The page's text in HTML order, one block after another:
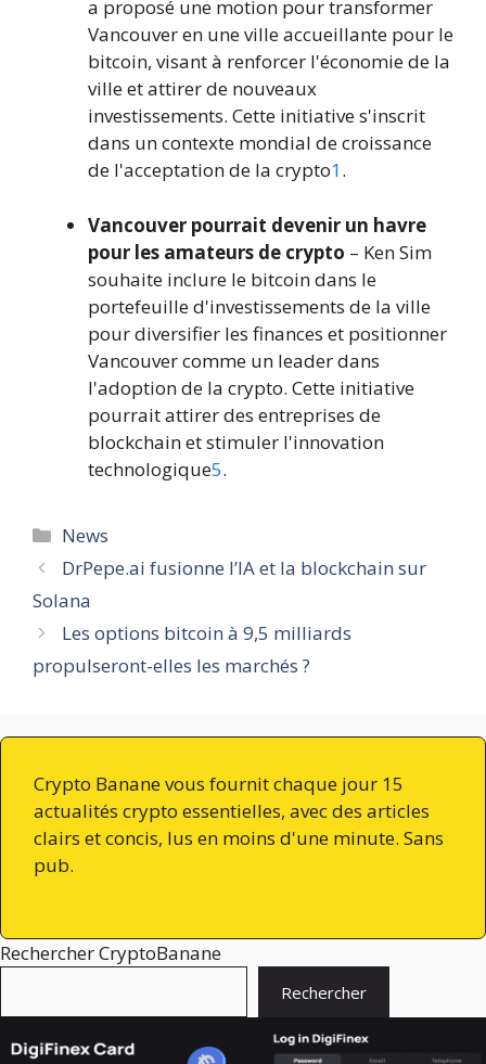
a proposé une motion pour transformer
Vancouver en une ville accueillante pour le
bitcoin, visant à renforcer l'économie de la
ville et attirer de nouveaux
investissements. Cette initiative s'inscrit
dans un contexte mondial de croissance
de l'acceptation de la crypto1.
Vancouver pourrait devenir un havre
pour les amateurs de crypto – Ken Sim
souhaite inclure le bitcoin dans le
portefeuille d'investissements de la ville
pour diversifier les finances et positionner
Vancouver comme un leader dans
l'adoption de la crypto. Cette initiative
pourrait attirer des entreprises de
blockchain et stimuler l'innovation
technologique5.
Catégories
News
DrPepe.ai fusionne l’IA et la blockchain sur
Solana
Les options bitcoin à 9,5 milliards
propulseront-elles les marchés ?
Crypto Banane vous fournit chaque jour 15
actualités crypto essentielles, avec des articles
clairs et concis, lus en moins d'une minute. Sans
pub.
Rechercher CryptoBanane
Rechercher